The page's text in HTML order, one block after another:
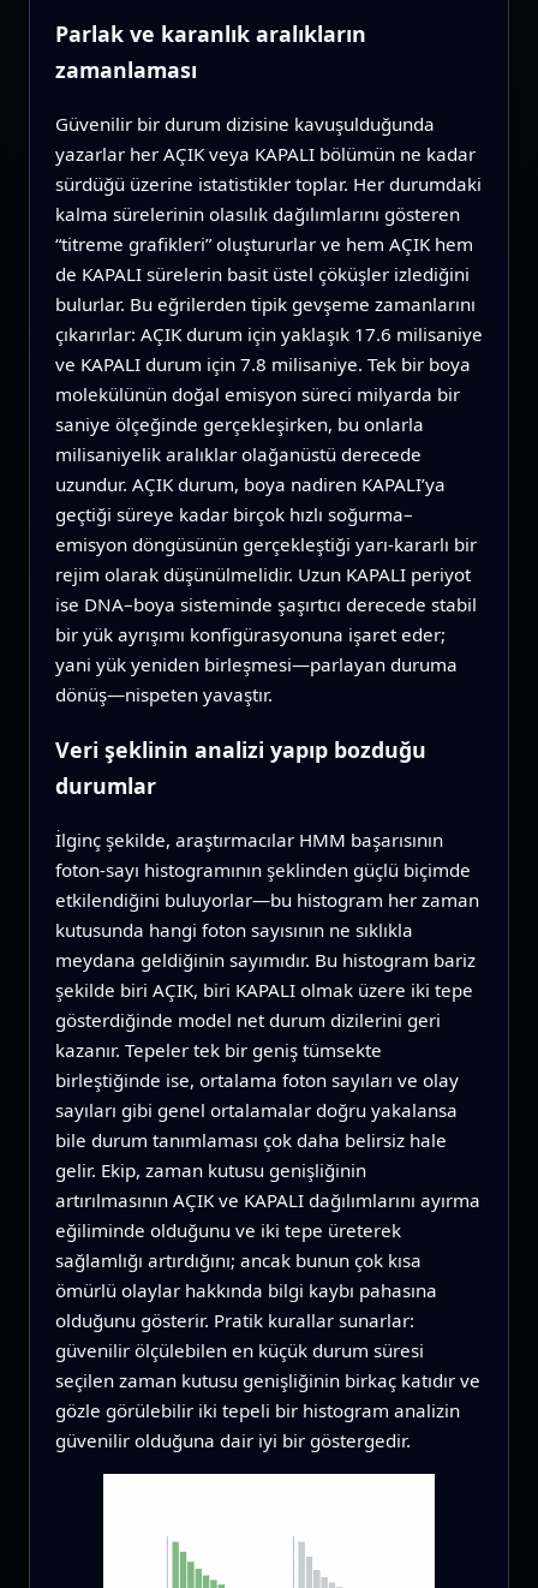
Parlak ve karanlık aralıkların
zamanlaması
Güvenilir bir durum dizisine kavuşulduğunda
yazarlar her AÇIK veya KAPALI bölümün ne kadar
sürdüğü üzerine istatistikler toplar. Her durumdaki
kalma sürelerinin olasılık dağılımlarını gösteren
“titreme grafikleri” oluştururlar ve hem AÇIK hem
de KAPALI sürelerin basit üstel çöküşler izlediğini
bulurlar. Bu eğrilerden tipik gevşeme zamanlarını
çıkarırlar: AÇIK durum için yaklaşık 17.6 milisaniye
ve KAPALI durum için 7.8 milisaniye. Tek bir boya
molekülünün doğal emisyon süreci milyarda bir
saniye ölçeğinde gerçekleşirken, bu onlarla
milisaniyelik aralıklar olağanüstü derecede
uzundur. AÇIK durum, boya nadiren KAPALI’ya
geçtiği süreye kadar birçok hızlı soğurma–
emisyon döngüsünün gerçekleştiği yarı-kararlı bir
rejim olarak düşünülmelidir. Uzun KAPALI periyot
ise DNA–boya sisteminde şaşırtıcı derecede stabil
bir yük ayrışımı konfigürasyonuna işaret eder;
yani yük yeniden birleşmesi—parlayan duruma
dönüş—nispeten yavaştır.
Veri şeklinin analizi yapıp bozduğu
durumlar
İlginç şekilde, araştırmacılar HMM başarısının
foton-sayı histogramının şeklinden güçlü biçimde
etkilendiğini buluyorlar—bu histogram her zaman
kutusunda hangi foton sayısının ne sıklıkla
meydana geldiğinin sayımıdır. Bu histogram bariz
şekilde biri AÇIK, biri KAPALI olmak üzere iki tepe
gösterdiğinde model net durum dizilerini geri
kazanır. Tepeler tek bir geniş tümsekte
birleştiğinde ise, ortalama foton sayıları ve olay
sayıları gibi genel ortalamalar doğru yakalansa
bile durum tanımlaması çok daha belirsiz hale
gelir. Ekip, zaman kutusu genişliğinin
artırılmasının AÇIK ve KAPALI dağılımlarını ayırma
eğiliminde olduğunu ve iki tepe üreterek
sağlamlığı artırdığını; ancak bunun çok kısa
ömürlü olaylar hakkında bilgi kaybı pahasına
olduğunu gösterir. Pratik kurallar sunarlar:
güvenilir ölçülebilen en küçük durum süresi
seçilen zaman kutusu genişliğinin birkaç katıdır ve
gözle görülebilir iki tepeli bir histogram analizin
güvenilir olduğuna dair iyi bir göstergedir.